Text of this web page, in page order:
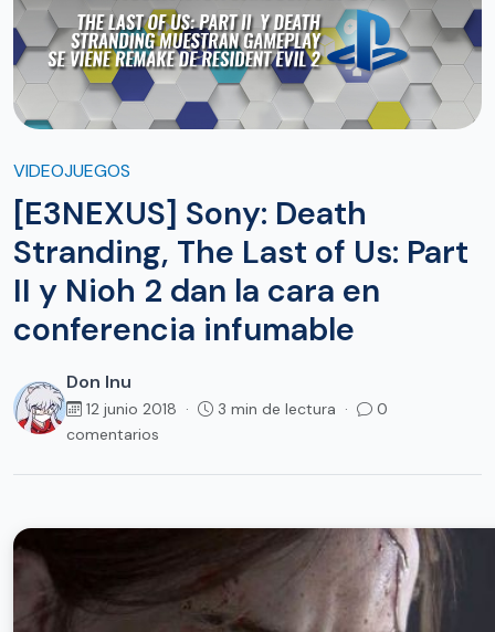
VIDEOJUEGOS
[E3NEXUS] Sony: Death
Stranding, The Last of Us: Part
II y Nioh 2 dan la cara en
conferencia infumable
Don Inu
12 junio 2018 · 3 min de lectura ·
0
comentarios